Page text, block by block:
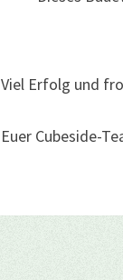
Viel Erfolg und
Euer Cubeside-